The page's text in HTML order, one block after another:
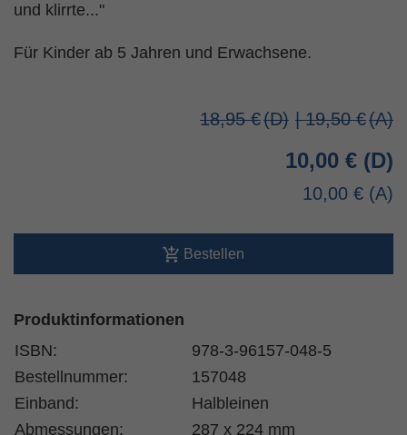
und klirrte..."
Für Kinder ab 5 Jahren und Erwachsene.
18,95 € | 19,50 €
10,00 €
10,00 €
Bestellen
Produktinformationen
ISBN:
978-3-96157-048-5
Bestellnummer:
157048
Einband:
Halbleinen
Abmessungen:
287 x 224 mm